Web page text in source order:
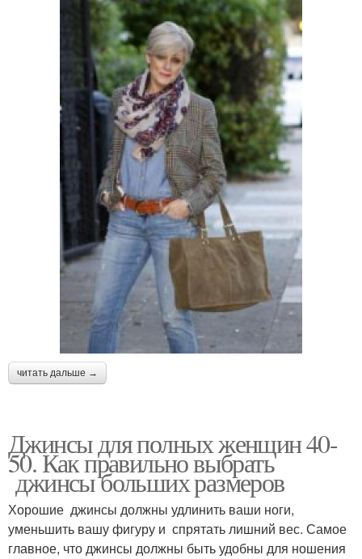
читать дальше →
Джинсы для полных женщин 40-
50. Как правильно выбрать
джинсы больших размеров
Хорошие джинсы должны удлинить ваши ноги,
уменьшить вашу фигуру и спрятать лишний вес. Самое
главное, что джинсы должны быть удобны для ношения